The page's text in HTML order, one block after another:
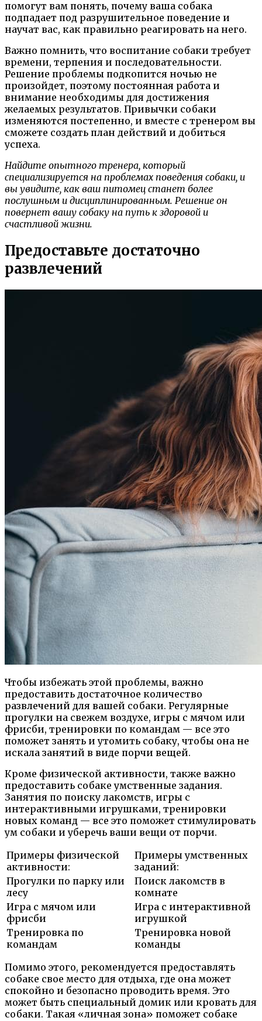
помогут вам понять, почему ваша собака
подпадает под разрушительное поведение и
научат вас, как правильно реагировать на него.
Важно помнить, что воспитание собаки требует
времени, терпения и последовательности.
Решение проблемы подкопится ночью не
произойдет, поэтому постоянная работа и
внимание необходимы для достижения
желаемых результатов. Привычки собаки
изменяются постепенно, и вместе с тренером вы
сможете создать план действий и добиться
успеха.
Найдите опытного тренера, который
специализируется на проблемах поведения собаки, и
вы увидите, как ваш питомец станет более
послушным и дисциплинированным. Решение он
повернет вашу собаку на путь к здоровой и
счастливой жизни.
Предоставьте достаточно
развлечений
Чтобы избежать этой проблемы, важно
предоставить достаточное количество
развлечений для вашей собаки. Регулярные
прогулки на свежем воздухе, игры с мячом или
фрисби, тренировки по командам — все это
поможет занять и утомить собаку, чтобы она не
искала занятий в виде порчи вещей.
Кроме физической активности, также важно
предоставить собаке умственные задания.
Занятия по поиску лакомств, игры с
интерактивными игрушками, тренировки
новых команд — все это поможет стимулировать
ум собаки и уберечь ваши вещи от порчи.
Примеры физической
активности:
Примеры умственных
заданий:
Прогулки по парку или
лесу
Поиск лакомств в
комнате
Игра с мячом или
фрисби
Игра с интерактивной
игрушкой
Тренировка по
командам
Тренировка новой
команды
Помимо этого, рекомендуется предоставлять
собаке свое место для отдыха, где она может
спокойно и безопасно проводить время. Это
может быть специальный домик или кровать для
собаки. Такая «личная зона» поможет собаке